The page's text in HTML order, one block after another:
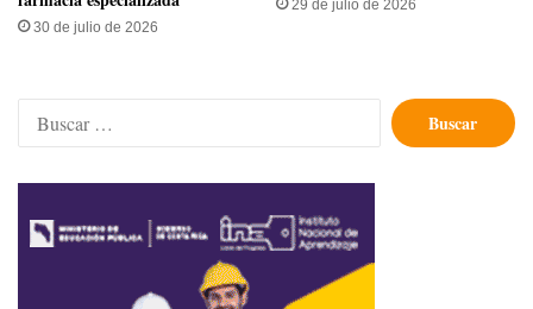
30 de julio de 2026
29 de julio de 2026
Buscar: